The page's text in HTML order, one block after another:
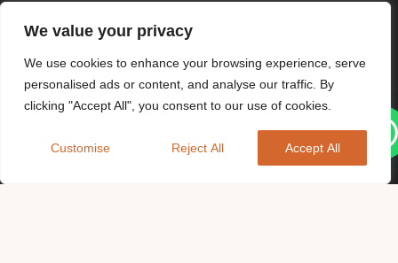
We value your privacy
We use cookies to enhance your browsing experience, serve
personalised ads or content, and analyse our traffic. By
clicking "Accept All", you consent to our use of cookies.
Customise Reject All Accept All